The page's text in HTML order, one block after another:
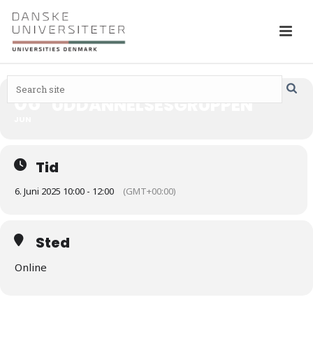
06 UDDANNELSESGRUPPEN
Tid
6. Juni 2025 10:00 - 12:00 (GMT+00:00)
Sted
Online